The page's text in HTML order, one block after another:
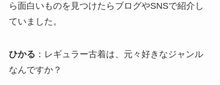
ら面白いものを見つけたらブログやSNSで紹介し
ていました。
ひかる ：レギュラー古着は、元々好きなジャンル
なんですか？